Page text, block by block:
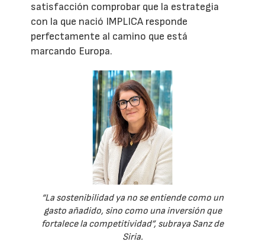
satisfacción comprobar que la estrategia
con la que nació IMPLICA responde
perfectamente al camino que está
marcando Europa.
“La sostenibilidad ya no se entiende como un
gasto añadido, sino como una inversión que
fortalece la competitividad”, subraya Sanz de
Siria.